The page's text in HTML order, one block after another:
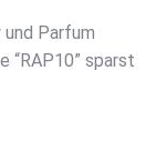
Parfum
“RAP10” sparst